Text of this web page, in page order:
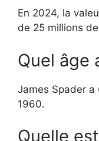
En 2024, la
de 25 millions
Quel âge
James Spader
1960.
Quelle